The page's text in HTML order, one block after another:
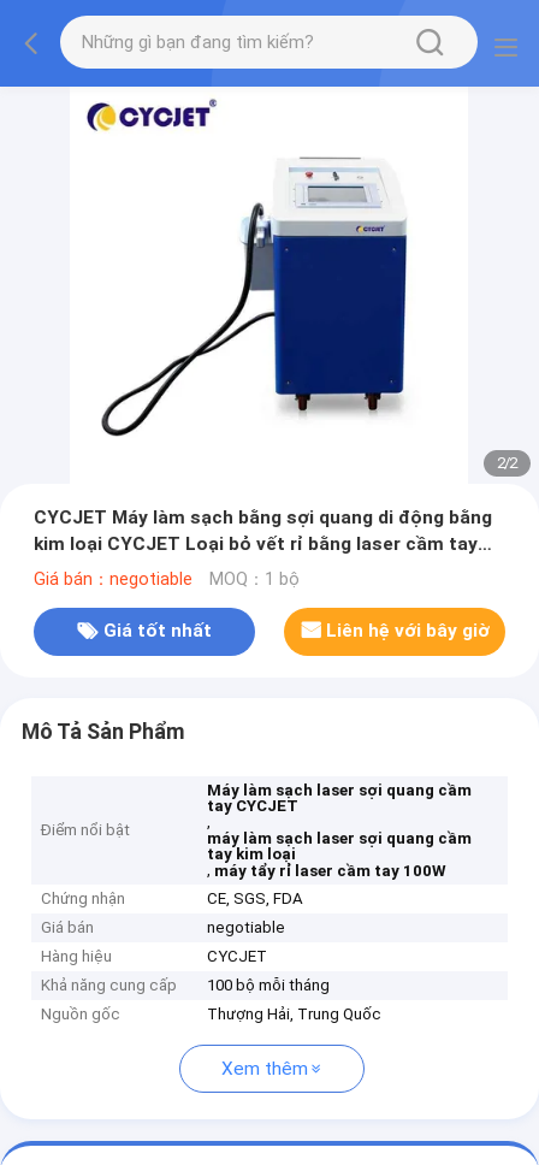
2/2
CYCJET Máy làm sạch bằng sợi quang di động bằng
kim loại CYCJET Loại bỏ vết rỉ bằng laser cầm tay
100W
Giá bán：negotiable MOQ：1 bộ
Giá tốt nhất Liên hệ với bây giờ
Mô Tả Sản Phẩm
Điểm nổi bật
Máy làm sạch laser sợi quang cầm
tay CYCJET
,
máy làm sạch laser sợi quang cầm
tay kim loại
, máy tẩy rỉ laser cầm tay 100W
Chứng nhận
CE, SGS, FDA
Giá bán
negotiable
Hàng hiệu
CYCJET
Khả năng cung cấp
100 bộ mỗi tháng
Nguồn gốc
Thượng Hải, Trung Quốc
Xem thêm